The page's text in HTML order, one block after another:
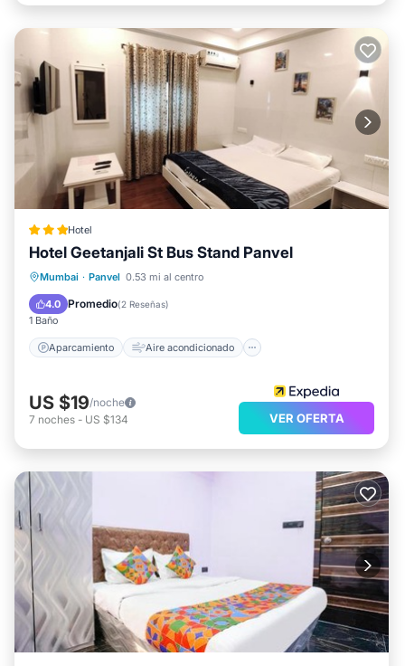
Hotel
Hotel Geetanjali St Bus Stand Panvel
Mumbai · Panvel 0.53 mi al centro
4.0 Promedio(2 Reseñas)
1 Baño
Aparcamiento Aire acondicionado
Aparcamiento
Aire acondicionado
Internet
Apto para niños
US $19/noche
7 noches - US $134 VER OFERTA